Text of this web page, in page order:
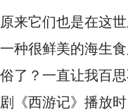
来它们也是在这
很鲜美的海生
？一直让我百
《西游记》播放